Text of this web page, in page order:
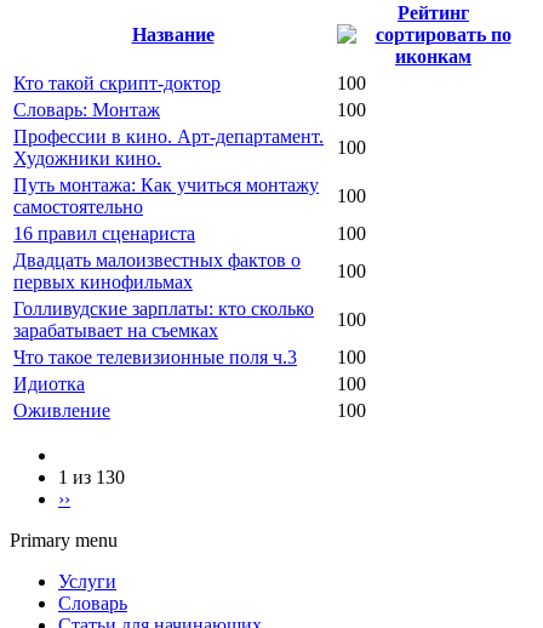
Название
Рейтинг
Кто такой скрипт-доктор
100
Словарь: Монтаж
100
Профессии в кино. Арт-департамент.
Художники кино.
100
Путь монтажа: Как учиться монтажу
самостоятельно
100
16 правил сценариста
100
Двадцать малоизвестных фактов о
первых кинофильмах
100
Голливудские зарплаты: кто сколько
зарабатывает на съемках
100
Что такое телевизионные поля ч.3
100
Идиотка
100
Оживление
100
1 из 130
››
Primary menu
Услуги
Словарь